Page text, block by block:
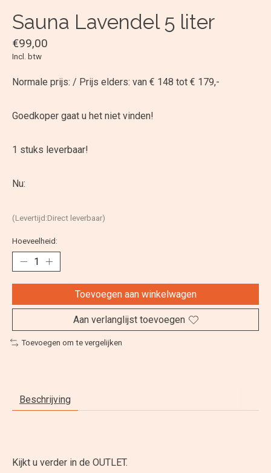
Sauna Lavendel 5 liter
€99,00
Incl. btw
Normale prijs: / Prijs elders: van € 148 tot € 179,-
Goedkoper gaat u het niet vinden!
1 stuks leverbaar!
Nu:
(Levertijd:Direct leverbaar)
Hoeveelheid:
Toevoegen aan winkelwagen
Aan verlanglijst toevoegen
Toevoegen om te vergelijken
Beschrijving
Kijkt u verder in de OUTLET.